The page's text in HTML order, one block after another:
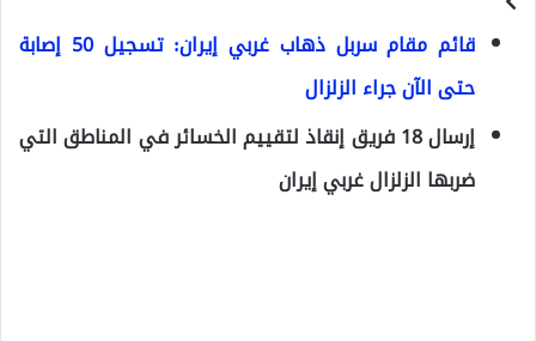
قائم مقام سربل ذهاب غربي إيران: تسجيل 50 إصابة
حتى الآن جراء الزلزال
إرسال 18 فريق إنقاذ لتقييم الخسائر في المناطق التي
ضربها الزلزال غربي إيران